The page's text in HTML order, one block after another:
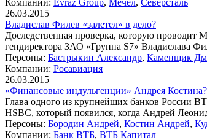
Компании: Evraz Group, Мечел, Северсталь
26.03.2015
Владислав Филев «залетел» в дело?
Доследственная проверка, которую
гендиректора ЗАО «Группа S7» Владислава
Персоны: Бастрыкин Александр, Каменщик
Компании: Росавиация
26.03.2015
«Финансовые индульгенции» Андрея Костина?
Глава одного из крупнейших банков России
HSBС, который появился, когда Андрей
Персоны: Бородин Андрей, Костин Андрей,
Компании: Банк ВТБ, ВТБ Капитал